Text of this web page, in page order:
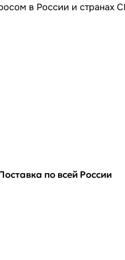
в России и странах
по всей России